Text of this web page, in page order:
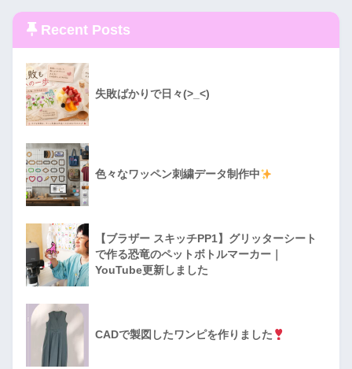
Recent Posts
失敗ばかりで日々(>_<)
色々なワッペン刺繍データ制作中
【ブラザー スキッチPP1】グリッターシート
で作る恐竜のペットボトルマーカー｜
YouTube更新しました
CADで製図したワンピを作りました